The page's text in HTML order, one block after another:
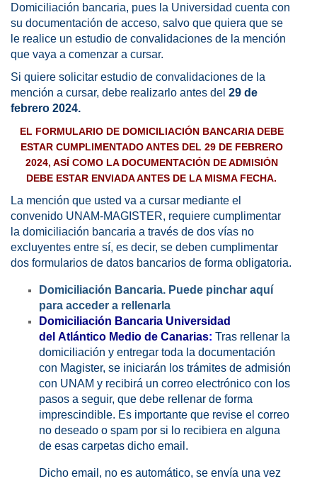
Domiciliación bancaria, pues la Universidad cuenta con
su documentación de acceso, salvo que quiera que se
le realice un estudio de convalidaciones de la mención
que vaya a comenzar a cursar.
Si quiere solicitar estudio de convalidaciones de la
mención a cursar, debe realizarlo antes del 29 de
febrero 2024.
EL FORMULARIO DE DOMICILIACIÓN BANCARIA DEBE
ESTAR CUMPLIMENTADO ANTES DEL 29 DE FEBRERO
2024, ASÍ COMO LA DOCUMENTACIÓN DE ADMISIÓN
DEBE ESTAR ENVIADA ANTES DE LA MISMA FECHA.
La mención que usted va a cursar mediante el
convenido UNAM-MAGISTER, requiere cumplimentar
la domiciliación bancaria a través de dos vías no
excluyentes entre sí, es decir, se deben cumplimentar
dos formularios de datos bancarios de forma obligatoria.
Domiciliación Bancaria. Puede pinchar aquí
para acceder a rellenarla
Domiciliación Bancaria Universidad
del Atlántico Medio de Canarias: Tras rellenar la
domiciliación y entregar toda la documentación
con Magister, se iniciarán los trámites de admisión
con UNAM y recibirá un correo electrónico con los
pasos a seguir, que debe rellenar de forma
imprescindible. Es importante que revise el correo
no deseado o spam por si lo recibiera en alguna
de esas carpetas dicho email.
Dicho email, no es automático, se envía una vez